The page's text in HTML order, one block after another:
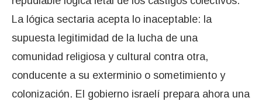
La lógica sectaria acepta lo inaceptable: la
supuesta legitimidad de la lucha de una
comunidad religiosa y cultural contra otra,
conducente a su exterminio o sometimiento y
colonización. El gobierno israelí prepara ahora una